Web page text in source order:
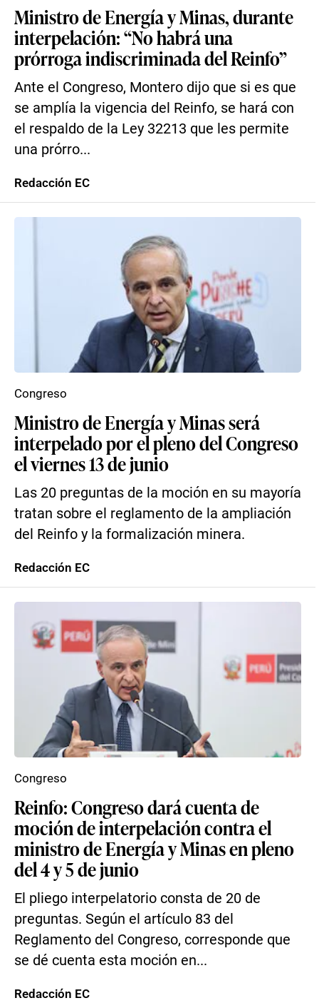
Ministro de Energía y Minas, durante
interpelación: “No habrá una
prórroga indiscriminada del Reinfo”
Ante el Congreso, Montero dijo que si es que
se amplía la vigencia del Reinfo, se hará con
el respaldo de la Ley 32213 que les permite
una prórro...
Redacción EC
Ministro de Energía y Minas será
interpelado por el pleno del Congreso
el viernes 13 de junio
Las 20 preguntas de la moción en su mayoría
tratan sobre el reglamento de la ampliación
del Reinfo y la formalización minera.
Congreso
Redacción EC
Reinfo: Congreso dará cuenta de
moción de interpelación contra el
ministro de Energía y Minas en pleno
del 4 y 5 de junio
El pliego interpelatorio consta de 20 de
preguntas. Según el artículo 83 del
Reglamento del Congreso, corresponde que
se dé cuenta esta moción en...
Congreso
Redacción EC